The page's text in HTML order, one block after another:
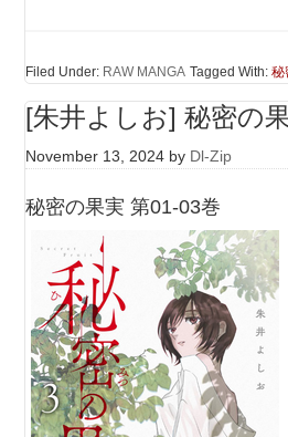
Filed Under: RAW MANGA Tagged With:秘
[朱井よしお] 秘密の
November 13, 2024 by Dl-Zip
秘密の果実 第01-03巻